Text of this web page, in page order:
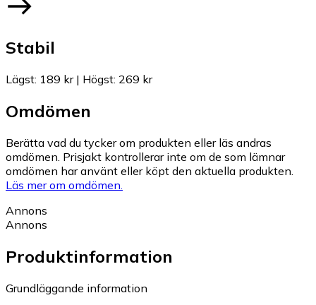
Stabil
Lägst: 189 kr| Högst: 269 kr
Omdömen
Berätta vad du tycker om produkten eller läs andras
omdömen. Prisjakt kontrollerar inte om de som lämnar
omdömen har använt eller köpt den aktuella produkten.
Läs mer om omdömen.
Annons
Annons
Produktinformation
Grundläggande information